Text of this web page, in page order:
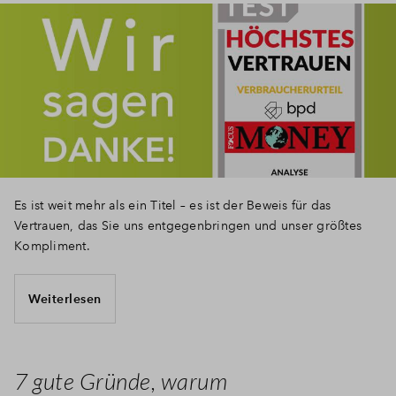
Es ist weit mehr als ein Titel – es ist der Beweis für das
Vertrauen, das Sie uns entgegenbringen und unser größtes
Kompliment.
Weiterlesen
7 gute Gründe, warum